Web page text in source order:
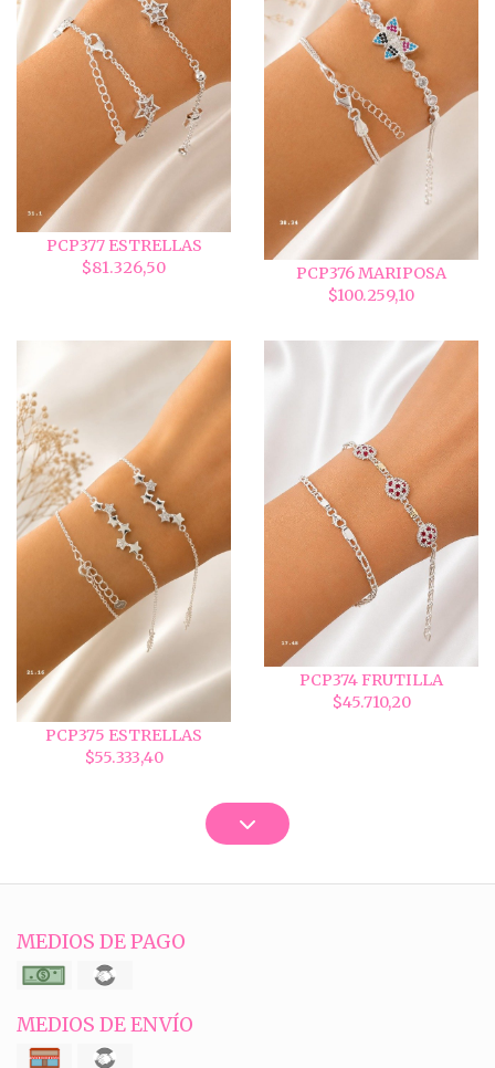
PCP377 ESTRELLAS
$81.326,50
PCP376 MARIPOSA
$100.259,10
PCP375 ESTRELLAS
$55.333,40
PCP374 FRUTILLA
$45.710,20
MEDIOS DE PAGO
MEDIOS DE ENVÍO